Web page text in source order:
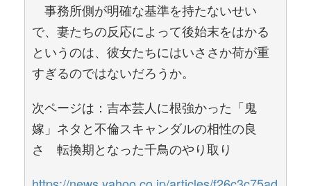
事務所側が明確な基準を持たないせい
で、妻たちの反応によって後始末をはかる
というのは、彼女たちにはいささか荷が重
すぎるのではないだろうか。
次ページは：吉本芸人に根強かった「鬼
嫁」ネタと不倫スキャンダルの相性の良
さ 転換期となった千鳥のやり取り